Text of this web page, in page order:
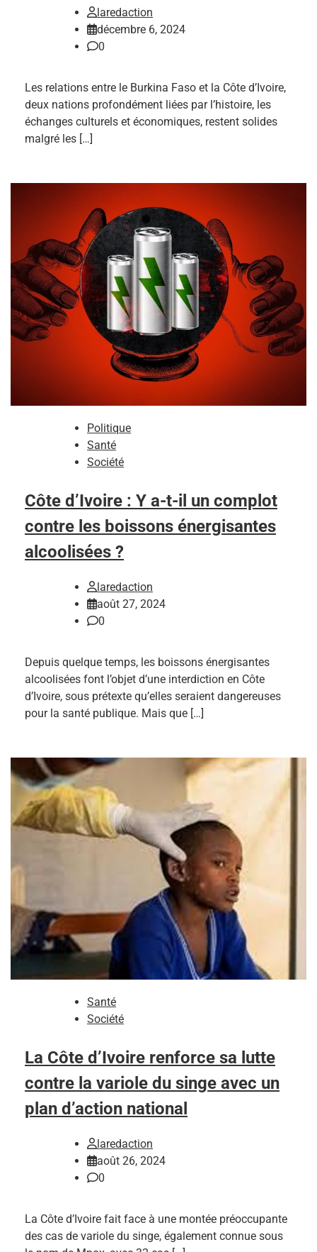
laredaction
décembre 6, 2024
0
Les relations entre le Burkina Faso et la Côte d’Ivoire,
deux nations profondément liées par l’histoire, les
échanges culturels et économiques, restent solides
malgré les […]
Politique
Santé
Société
Côte d’Ivoire : Y a-t-il un complot
contre les boissons énergisantes
alcoolisées ?
laredaction
août 27, 2024
0
Depuis quelque temps, les boissons énergisantes
alcoolisées font l’objet d’une interdiction en Côte
d’Ivoire, sous prétexte qu’elles seraient dangereuses
pour la santé publique. Mais que […]
Santé
Société
La Côte d’Ivoire renforce sa lutte
contre la variole du singe avec un
plan d’action national
laredaction
août 26, 2024
0
La Côte d’Ivoire fait face à une montée préoccupante
des cas de variole du singe, également connue sous